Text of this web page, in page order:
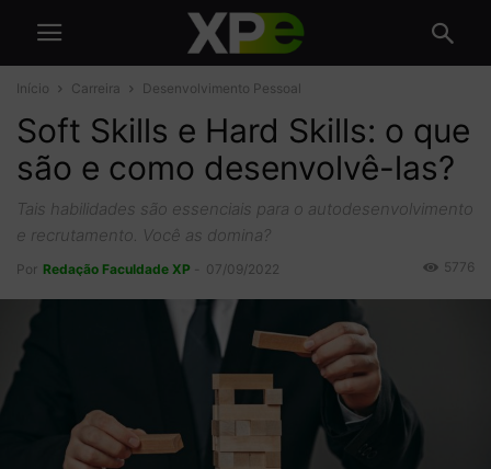
Início Carreira Desenvolvimento Pessoal
Soft Skills e Hard Skills: o que
são e como desenvolvê-las?
Tais habilidades são essenciais para o autodesenvolvimento
e recrutamento. Você as domina?
Por Redação Faculdade XP 07/09/2022 5776